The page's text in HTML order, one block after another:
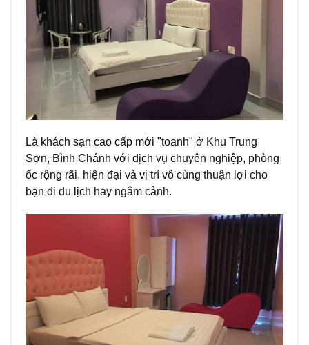
Là khách sạn cao cấp mới "toanh" ở Khu Trung
Sơn, Bình Chánh với dịch vụ chuyên nghiệp, phòng
ốc rộng rãi, hiện đại và vị trí vô cùng thuận lợi cho
bạn đi du lịch hay ngắm cảnh.